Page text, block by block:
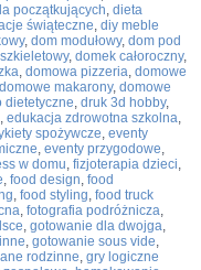
początkujących, dieta
świąteczne, diy meble
, dom modułowy, dom pod
, domek całoroczny,
, domowa pizzeria, domowe
domowe makarony, domowe
dietetyczne, druk 3d hobby,
, edukacja zdrowotna szkolna,
spożywcze, eventy
, eventy przygodowe,
w domu, fizjoterapia dzieci,
, food design, food
, food styling, food truck
, fotografia podróżnicza,
, gotowanie dla dwojga,
, gotowanie sous vide,
rodzinne, gry logiczne